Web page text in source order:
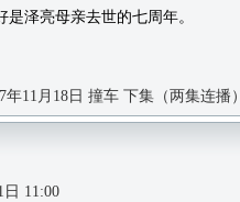
是泽亮母亲去世的七周年。
年11月18日 撞车 下集（两集连播）
日 11:00